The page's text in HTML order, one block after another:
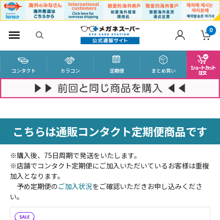
0
コンタクト カラコン 定期便 まとめ買い
こちらは通販コンタクト定期便商品です
※購入後、75日周期で発送をいたします。
※店舗でコンタクト定期便にご加入いただいているお客様は重複
加入となります。
予め定期便のご加入状況をご確認いただきお申し込みくださ
い。